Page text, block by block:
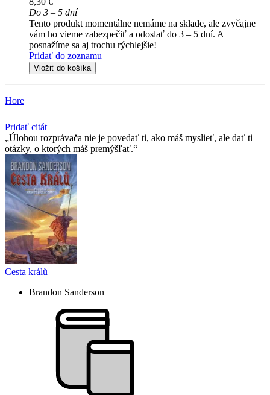
Do 3 – 5 dní
Tento produkt momentálne nemáme na sklade, ale zvyčajne
vám ho vieme zabezpečiť a odoslať do 3 – 5 dní. A
posnažíme sa aj trochu rýchlejšie!
Pridať do zoznamu
Vložiť do košíka
Hore
Pridať citát
Úlohou rozprávača nie je povedať ti, ako máš myslieť, ale dať ti
otázky, o ktorých máš premýšľať.
Cesta králů
Brandon Sanderson